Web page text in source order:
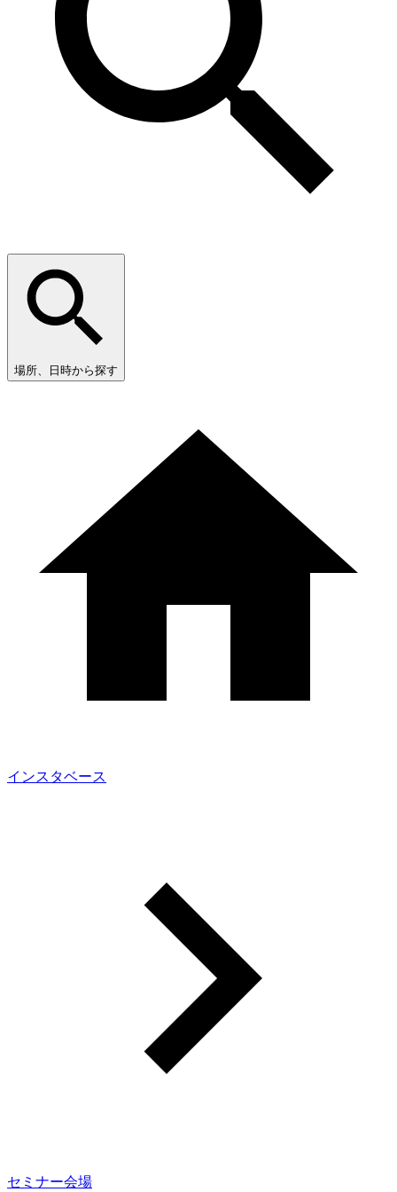
場所、日時から探す
インスタベース
セミナー会場